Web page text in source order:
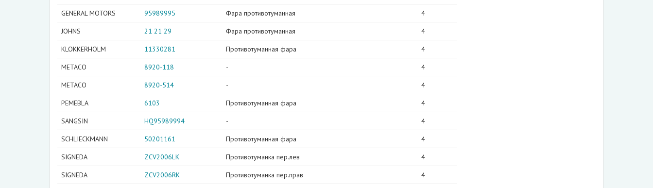
GENERAL MOTORS 95989995 Фара противотуманная 4
JOHNS 21 21 29 Фара противотуманная 4
KLOKKERHOLM 11330281 Противотуманная фара 4
METACO 8920-118 - 4
METACO 8920-514 - 4
PEMEBLA 6103 Противотуманная фара 4
SANGSIN HQ95989994 - 4
SCHLIECKMANN 50201161 Противотуманная фара 4
SIGNEDA ZCV2006LK Противотуманка пер.лев 4
SIGNEDA ZCV2006RK Противотуманка пер.прав 4